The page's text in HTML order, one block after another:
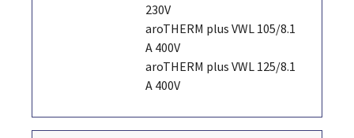
230V
aroTHERM plus VWL 105/8.1
A 400V
aroTHERM plus VWL 125/8.1
A 400V